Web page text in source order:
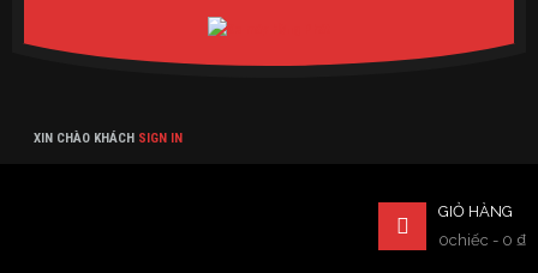
XIN CHÀO KHÁCH SIGN IN
GIỎ HÀNG
0chiếc - 0 ₫